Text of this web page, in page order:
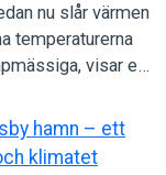
nu slår värmen
temperaturerna
visar en